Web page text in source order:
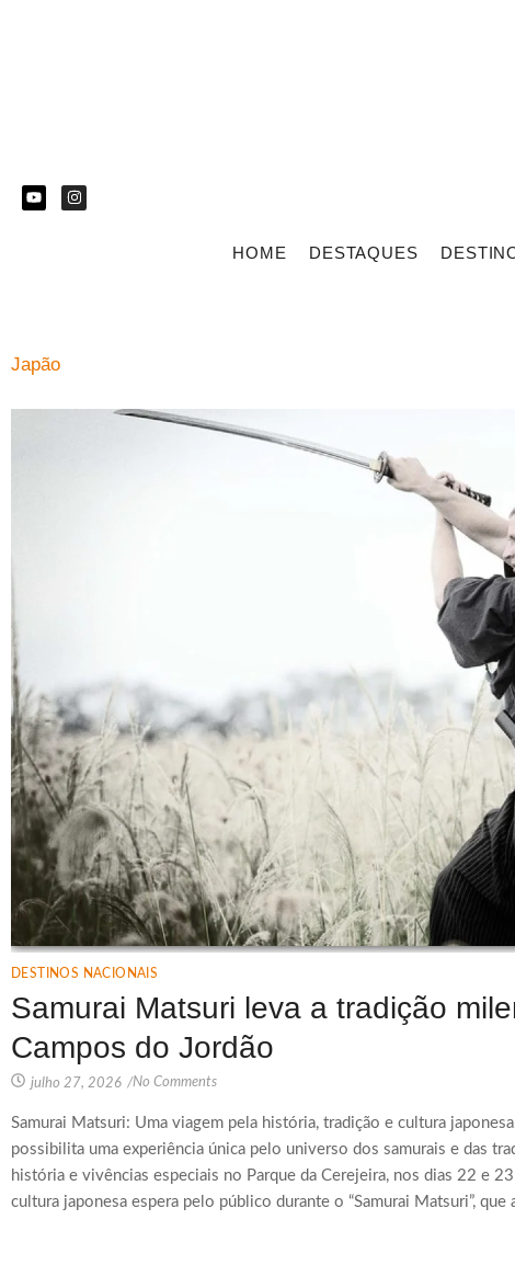
HOME DESTAQUES
Japão
DESTINOS NACIONAIS
Samurai Matsuri leva a tradição
Campos do Jordão
julho 27, 2026 /No Comments
Samurai Matsuri: Uma viagem pela história, tradição e cultura
possibilita uma experiência única pelo universo dos samurais e das
história e vivências especiais no Parque da Cerejeira, nos dias 22 e
cultura japonesa espera pelo público durante o “Samurai Matsuri”,